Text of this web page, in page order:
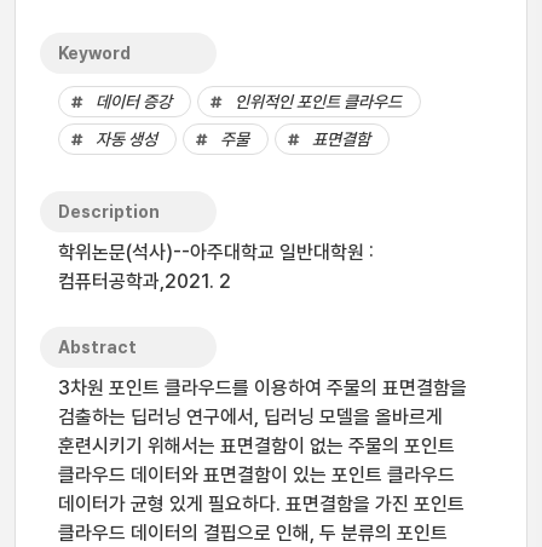
Keyword
데이터 증강
인위적인 포인트 클라우드
자동 생성
주물 표면결함
Description
학위논문(석사)--아주대학교 일반대학원 :
컴퓨터공학과,2021. 2
Abstract
3차원 포인트 클라우드를 이용하여 주물의 표면결함을
검출하는 딥러닝 연구에서, 딥러닝 모델을 올바르게
훈련시키기 위해서는 표면결함이 없는 주물의 포인트
클라우드 데이터와 표면결함이 있는 포인트 클라우드
데이터가 균형 있게 필요하다. 표면결함을 가진 포인트
클라우드 데이터의 결핍으로 인해, 두 분류의 포인트